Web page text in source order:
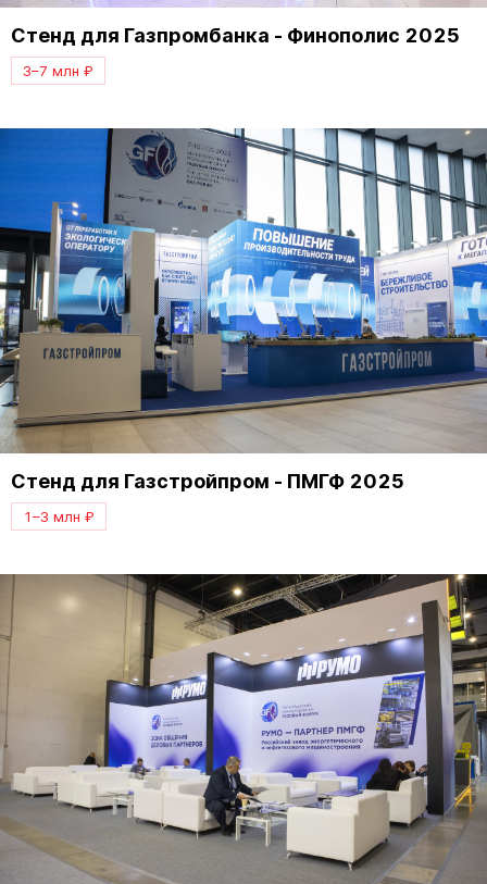
Стенд для Газпромбанка - Финополис 2025
3–7 млн ₽
Стенд для Газстройпром - ПМГФ 2025
1–3 млн ₽